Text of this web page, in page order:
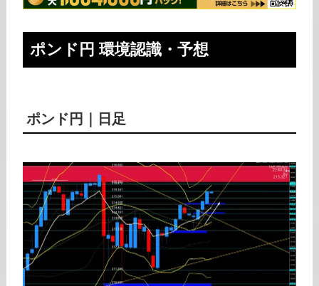
ポンド円 環境認識・予想
ポンド円 ｜日足